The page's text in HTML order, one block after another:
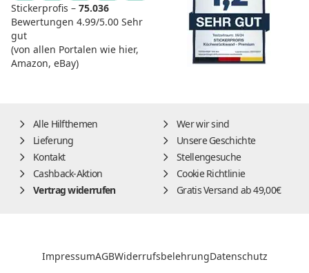
Stickerprofis – 75.036
Bewertungen 4.99/5.00 Sehr
gut
(von allen Portalen wie hier,
Amazon, eBay)
Alle Hilfthemen
Wer wir sind
Lieferung
Unsere Geschichte
Kontakt
Stellengesuche
Cashback-Aktion
Cookie Richtlinie
Vertrag widerrufen
Gratis Versand ab 49,00€
ImpressumAGBWiderrufsbelehrungDatenschutz